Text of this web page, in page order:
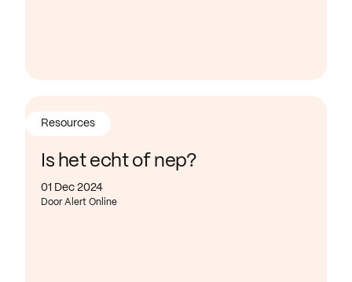
Is het echt of nep?
01 Dec 2024
Door Alert Online
Resources